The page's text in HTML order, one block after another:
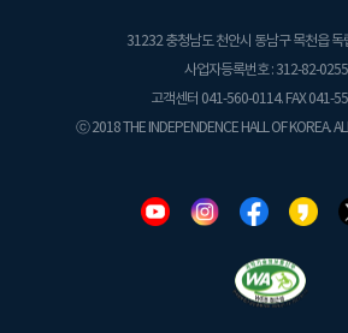
31232 충청남도 천안시 동남구 목천읍 독
사업자등록번호 : 312-82-
고객센터 041-560-0114. FAX 041-
ⓒ 2018 THE INDEPENDENCE HALL OF KOREA.